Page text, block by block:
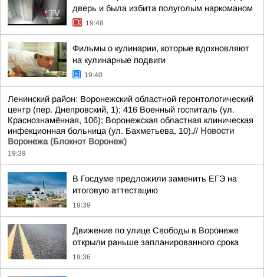
дверь и была избита полуголым наркоманом
19:48
Фильмы о кулинарии, которые вдохновляют
на кулинарные подвиги
19:40
Ленинский район: Воронежский областной геронтологический
центр (пер. Днепровский, 1); 416 Военный госпиталь (ул.
Краснознамённая, 106); Воронежская областная клиническая
инфекционная больница (ул. Бахметьева, 10).// Новости
Воронежа (Блокнот Воронеж)
19:39
В Госдуме предложили заменить ЕГЭ на
итоговую аттестацию
19:39
Движение по улице Свободы в Воронеже
открыли раньше запланированного срока
19:36